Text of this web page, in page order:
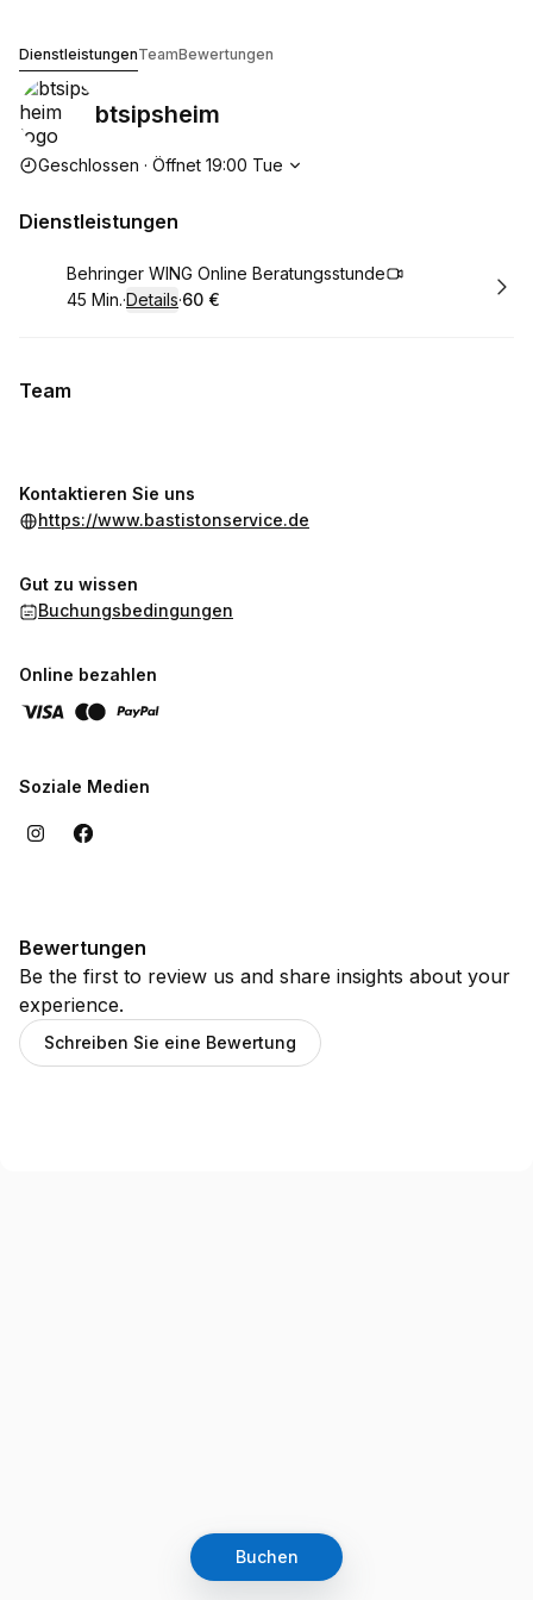
Buchen
DienstleistungenTeamBewertungen
btsipsheim
Die Öffnungszeiten
Geschlossen · Öffnet 19:00 Tue
Dienstleistungen
Buchen
Behringer WING Online Beratungsstunde
.Dauer:
45 Min.·Details·
.Preis
60 €
Team
Kontaktieren Sie uns
https://www.bastistonservice.de
Gut zu wissen
Buchungsbedingungen
Online bezahlen
Soziale Medien
Bewertungen
Be the first to review us and share insights about your
experience.
Schreiben Sie eine Bewertung